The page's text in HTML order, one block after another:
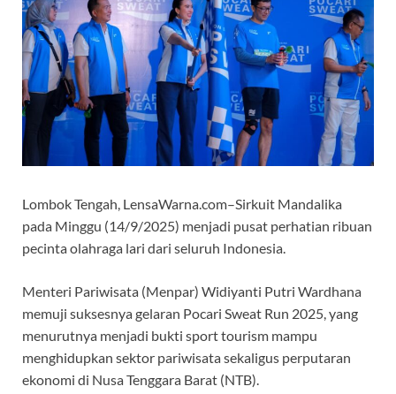
Lombok Tengah, LensaWarna.com–Sirkuit Mandalika
pada Minggu (14/9/2025) menjadi pusat perhatian ribuan
pecinta olahraga lari dari seluruh Indonesia.
Menteri Pariwisata (Menpar) Widiyanti Putri Wardhana
memuji suksesnya gelaran Pocari Sweat Run 2025, yang
menurutnya menjadi bukti sport tourism mampu
menghidupkan sektor pariwisata sekaligus perputaran
ekonomi di Nusa Tenggara Barat (NTB).